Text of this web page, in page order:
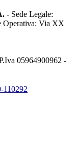
- Sede Legale:
Operativa: Via XX
05964900962 -
110292